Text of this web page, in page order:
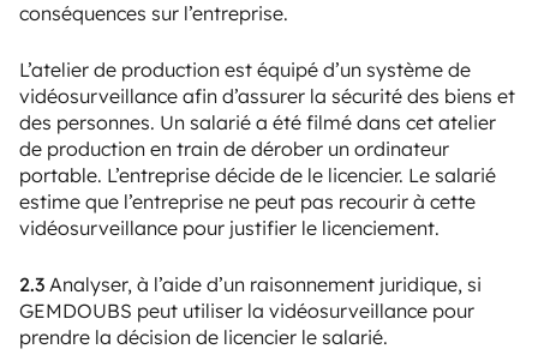
conséquences sur l’entreprise.
L’atelier de production est équipé d’un système de
vidéosurveillance afin d’assurer la sécurité des biens et
des personnes. Un salarié a été filmé dans cet atelier
de production en train de dérober un ordinateur
portable. L’entreprise décide de le licencier. Le salarié
estime que l’entreprise ne peut pas recourir à cette
vidéosurveillance pour justifier le licenciement.
2.3 Analyser, à l’aide d’un raisonnement juridique, si
GEMDOUBS peut utiliser la vidéosurveillance pour
prendre la décision de licencier le salarié.